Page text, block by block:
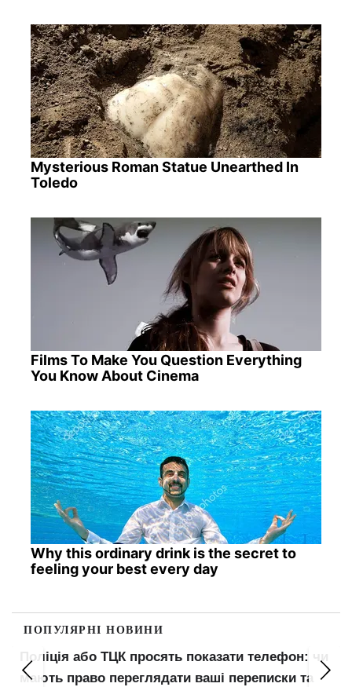
Mysterious Roman Statue Unearthed In
Toledo
Films To Make You Question Everything
You Know About Cinema
Why this ordinary drink is the secret to
feeling your best every day
ПОПУЛЯРНІ НОВИНИ
Поліція або ТЦК просять показати телефон: чи
мають право переглядати ваші переписки та